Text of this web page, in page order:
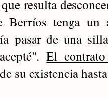
resulta
Berríos tenga un
pasar de una
El
su existencia